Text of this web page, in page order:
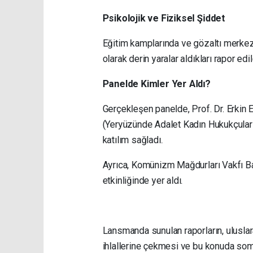
Psikolojik ve Fiziksel Şiddet
Eğitim kamplarında ve gözaltı
olarak derin yaralar aldıkları rapor
Panelde Kimler Yer Aldı?
Gerçekleşen panelde, Prof. Dr. Erkin
(Yeryüzünde Adalet Kadın
katılım sağladı.
Ayrıca, Komünizm Mağdurları Vakfı
etkinliğinde yer aldı.
Lansmanda sunulan raporların,
ihlallerine çekmesi ve bu konuda